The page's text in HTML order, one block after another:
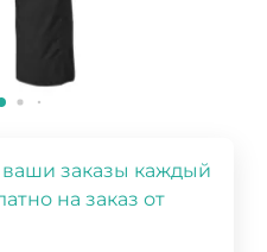
заказы каждый
на заказ от